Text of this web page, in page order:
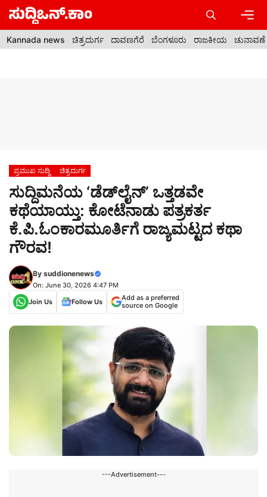
Skip
content
Kannada news ಚಿತ್ರದುರ್ಗ ದಾವಣಗೆರೆ ಬೆಂಗಳೂರು ರಾಜಕೀಯ ಚುನಾವಣೆ
ಪ್ರಮುಖ ಸುದ್ದಿ ಚಿತ್ರದುರ್ಗ
ಸುದ್ದಿಮನೆಯ ‘ಡೆಡ್‌ಲೈನ್’ ಒತ್ತಡವೇ
ಕಥೆಯಾಯ್ತು: ಕೋಟೆನಾಡು ಪತ್ರಕರ್ತ
ಕೆ.ಪಿ.ಓಂಕಾರಮೂರ್ತಿಗೆ ರಾಜ್ಯಮಟ್ಟದ ಕಥಾ
ಗೌರವ!
By suddionenews
On: June 30, 2026 4:47 PM
Join Us
Follow Us
Add as a preferred
source on Google
---Advertisement---